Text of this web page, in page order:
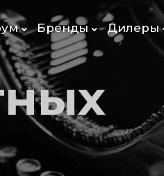
Бренды Дилеры